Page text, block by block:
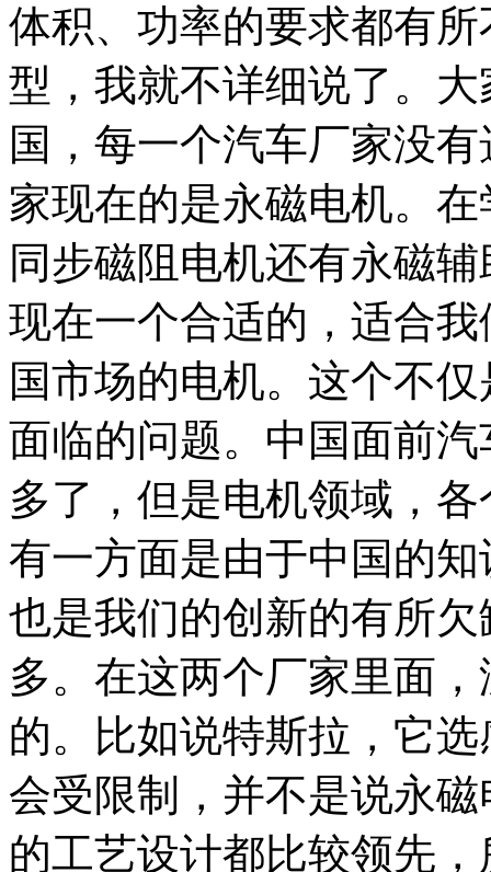
体积、功率的要求都有
型，我就不详细说了。
国，每一个汽车厂家没
家现在的是永磁电机。
同步磁阻电机还有永磁
现在一个合适的，适合
国市场的电机。这个不
面临的问题。中国面前
多了，但是电机领域，
有一方面是由于中国的
也是我们的创新的有所
多。在这两个厂家里面
的。比如说特斯拉，它
会受限制，并不是说永
的工艺设计都比较领先